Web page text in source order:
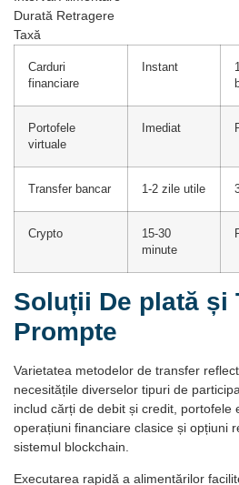
Durată Retragere
Taxă
Carduri
financiare
Instant
Portofele
virtuale
Imediat
Transfer bancar 1-2 zile utile
Crypto
15-30
minute
Soluții De plată și
Prompte
Varietatea metodelor de transfer
necesitățile diverselor tipuri de
includ cărți de debit și credit, portofele
operațiuni financiare clasice și opțiuni
sistemul blockchain.
Executarea rapidă a alimentărilor